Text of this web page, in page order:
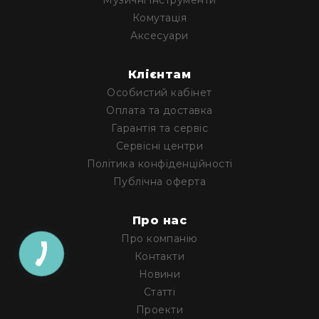
та
консолі
Процесори
кросовери
Сплітери,
суматори,
ді-
бокси
Аксесуари
Аудикомп'ютери
Програмне
забезпечення
Рекордери
Портативні
Комутація
Аксесуари
Клієнтам
Особистий кабінет
Оплата та доставка
Гарантія та сервіс
Сервісні центри
Політика конфіденційності
Публічна оферта
Про нас
Про компанію
Контакти
Новини
Статті
Проекти